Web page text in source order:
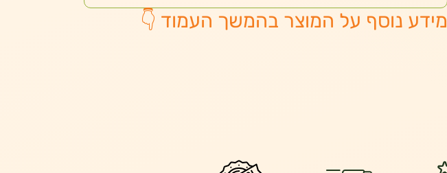
מידע נוסף על המוצר בהמשך העמוד 👇